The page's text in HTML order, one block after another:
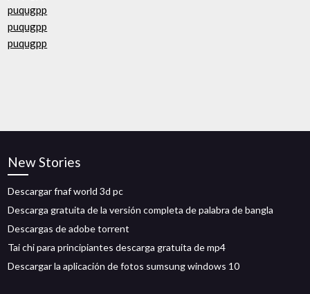
puqugpp
puqugpp
puqugpp
New Stories
Descargar fnaf world 3d pc
Descarga gratuita de la versión completa de palabra de bangla
Descargas de adobe torrent
Tai chi para principiantes descarga gratuita de mp4
Descargar la aplicación de fotos sumsung windows 10